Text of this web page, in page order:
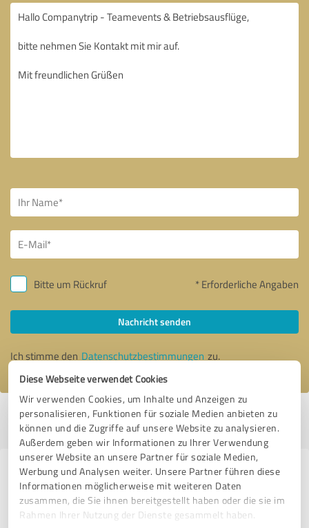
Diese Webseite verwendet Cookies
Wir verwenden Cookies, um Inhalte und Anzeigen zu
personalisieren, Funktionen für soziale Medien anbieten zu
können und die Zugriffe auf unsere Website zu analysieren.
Außerdem geben wir Informationen zu Ihrer Verwendung
unserer Website an unsere Partner für soziale Medien,
Werbung und Analysen weiter. Unsere Partner führen diese
Informationen möglicherweise mit weiteren Daten
zusammen, die Sie ihnen bereitgestellt haben oder die sie im
Rahmen Ihrer Nutzung der Dienste gesammelt haben.
Bitte um Rückruf * Erforderliche Angaben
Nachricht senden
Ich stimme den Datenschutzbestimmungen zu.
Profil aktiv seit 15.11.2022 |Letzte Aktualisierung: 27.07.2026|Profil
melden
Erfahrungen zu weiteren
Anbietern aus dem Bereich Events
& Entertainment